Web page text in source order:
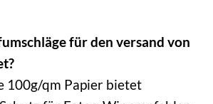
für den versand von
100g/qm Papier bietet